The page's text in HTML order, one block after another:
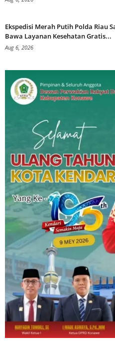
Ekspedisi Merah Putih Polda Riau
Bawa Layanan Kesehatan Gratis...
Aug 6, 2026